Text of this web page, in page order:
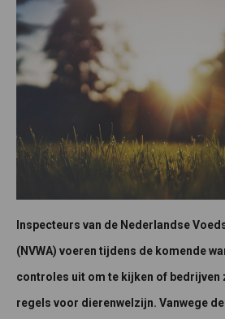
Inspecteurs van de Nederlandse
(NVWA) voeren tijdens de komende
controles uit om te kijken of bedrijven
regels voor dierenwelzijn. Vanwege